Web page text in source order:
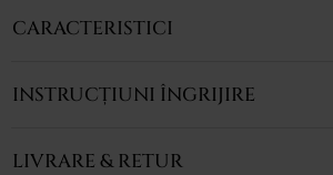
CARACTERISTICI
INSTRUCȚIUNI ÎNGRIJIRE
LIVRARE & RETUR